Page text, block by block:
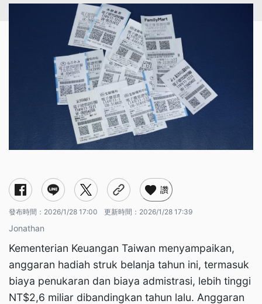
讚
發布時間： 2026/1/28 17:00 更新時間： 2026/1/28 17:39
Jonathan
Kementerian Keuangan Taiwan menyampaikan,
anggaran hadiah struk belanja tahun ini, termasuk
biaya penukaran dan biaya admistrasi, lebih tinggi
NT$2,6 miliar dibandingkan tahun lalu. Anggaran